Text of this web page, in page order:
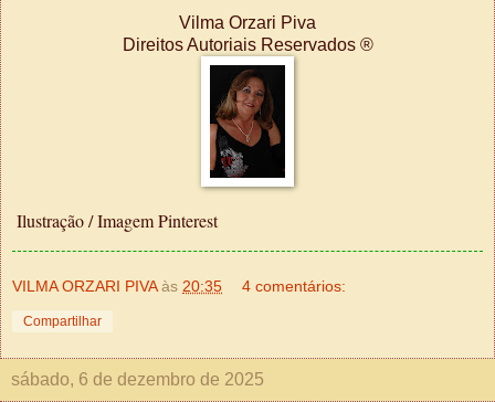
Vilma Orzari Piva
Direitos Autoriais Reservados ®
Ilustração / Imagem Pinterest
VILMA ORZARI PIVA às 20:35 4 comentários:
Compartilhar
sábado, 6 de dezembro de 2025